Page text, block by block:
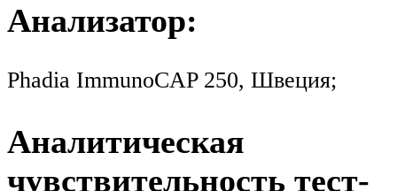
Анализатор:
Phadia ImmunoCAP 250, Швеция;
Аналитическая
чувствительность тест-